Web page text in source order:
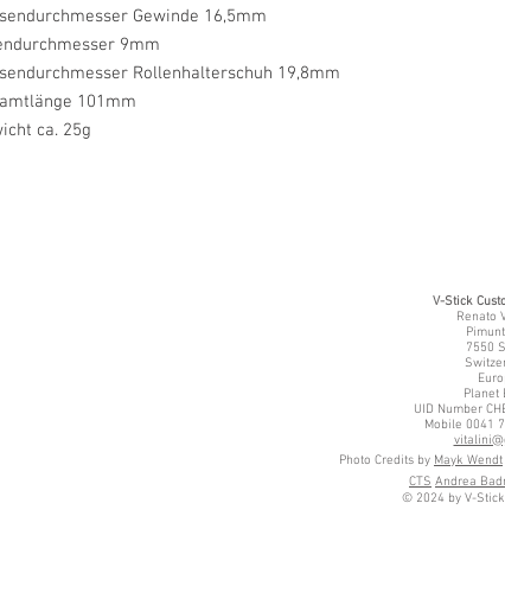
Gewinde 16,5mm
9mm
Rollenhalterschuh 19,8mm
101mm
ca. 25g
V-Stick
Renato
7550
Planet
UID Number
Mobile 0041
Photo Credits by Mayk Wendt
CTS Andrea
© 2024 by V-